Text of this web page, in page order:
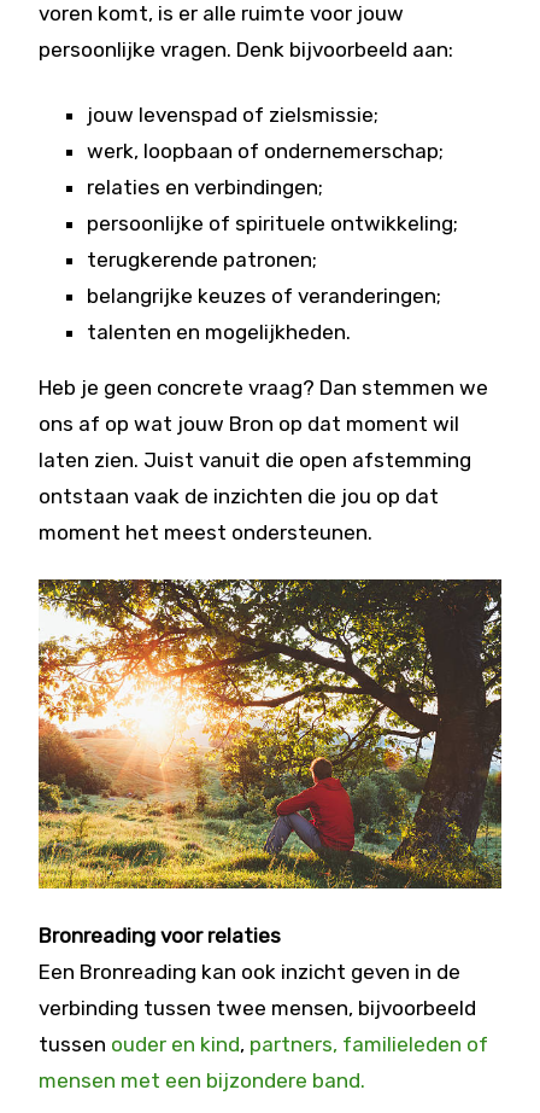
voren komt, is er alle ruimte voor jouw
persoonlijke vragen. Denk bijvoorbeeld aan:
jouw levenspad of zielsmissie;
werk, loopbaan of ondernemerschap;
relaties en verbindingen;
persoonlijke of spirituele ontwikkeling;
terugkerende patronen;
belangrijke keuzes of veranderingen;
talenten en mogelijkheden.
Heb je geen concrete vraag? Dan stemmen we
ons af op wat jouw Bron op dat moment wil
laten zien. Juist vanuit die open afstemming
ontstaan vaak de inzichten die jou op dat
moment het meest ondersteunen.
Bronreading voor relaties
Een Bronreading kan ook inzicht geven in de
verbinding tussen twee mensen, bijvoorbeeld
tussen ouder en kind, partners, familieleden of
mensen met een bijzondere band.